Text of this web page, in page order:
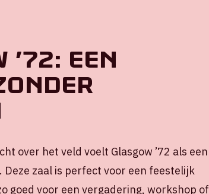
een
over het veld voelt Glasgow ’72 als een
Deze zaal is perfect voor een feestelijk
goed voor een vergadering, workshop of